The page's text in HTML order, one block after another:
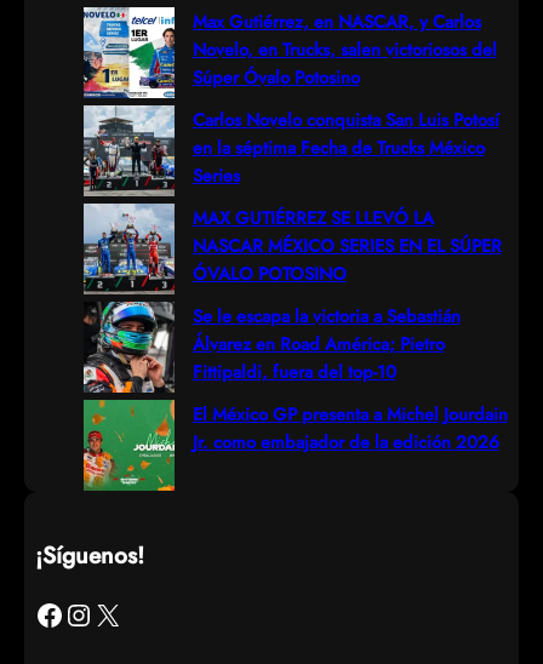
Max Gutiérrez, en NASCAR, y Carlos
Novelo, en Trucks, salen victoriosos del
Súper Óvalo Potosino
Carlos Novelo conquista San Luis Potosí
en la séptima Fecha de Trucks México
Series
MAX GUTIÉRREZ SE LLEVÓ LA
NASCAR MÉXICO SERIES EN EL SÚPER
ÓVALO POTOSINO
Se le escapa la victoria a Sebastián
Álvarez en Road América; Pietro
Fittipaldi, fuera del top-10
El México GP presenta a Michel Jourdain
Jr. como embajador de la edición 2026
¡Síguenos!
Facebook Instagram X